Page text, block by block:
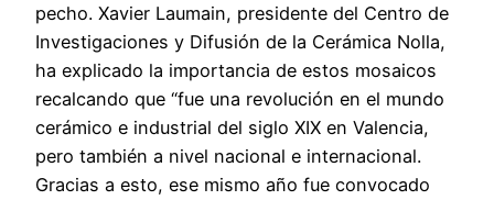
pecho. Xavier Laumain, presidente del Centro de
Investigaciones y Difusión de la Cerámica Nolla,
ha explicado la importancia de estos mosaicos
recalcando que “fue una revolución en el mundo
cerámico e industrial del siglo XIX en Valencia,
pero también a nivel nacional e internacional.
Gracias a esto, ese mismo año fue convocado